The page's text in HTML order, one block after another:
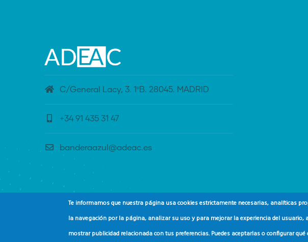
C/General Lacy, 3. 1ºB. 28045. MADRID
+34 91 435 31 47
banderaazul@adeac.es
Te informamos que nuestra página usa cookies estrictamente necesarias, analíticas
la navegación por la página, analizar su uso y para mejorar la experiencia del usuario,
mostrar publicidad relacionada con tus preferencias. Puedes aceptarlas o configurar